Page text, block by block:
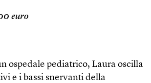
euro
ospedale pediatrico, Laura oscilla
e i bassi snervanti della